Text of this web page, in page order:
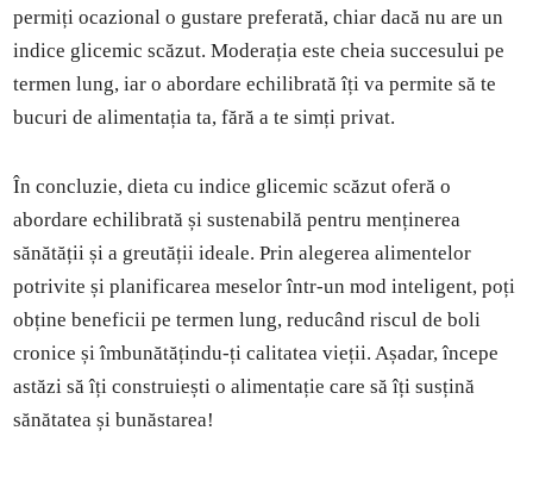
permiți ocazional o gustare preferată, chiar dacă nu are un
indice glicemic scăzut. Moderația este cheia succesului pe
termen lung, iar o abordare echilibrată îți va permite să te
bucuri de alimentația ta, fără a te simți privat.
În concluzie, dieta cu indice glicemic scăzut oferă o
abordare echilibrată și sustenabilă pentru menținerea
sănătății și a greutății ideale. Prin alegerea alimentelor
potrivite și planificarea meselor într-un mod inteligent, poți
obține beneficii pe termen lung, reducând riscul de boli
cronice și îmbunătățindu-ți calitatea vieții. Așadar, începe
astăzi să îți construiești o alimentație care să îți susțină
sănătatea și bunăstarea!